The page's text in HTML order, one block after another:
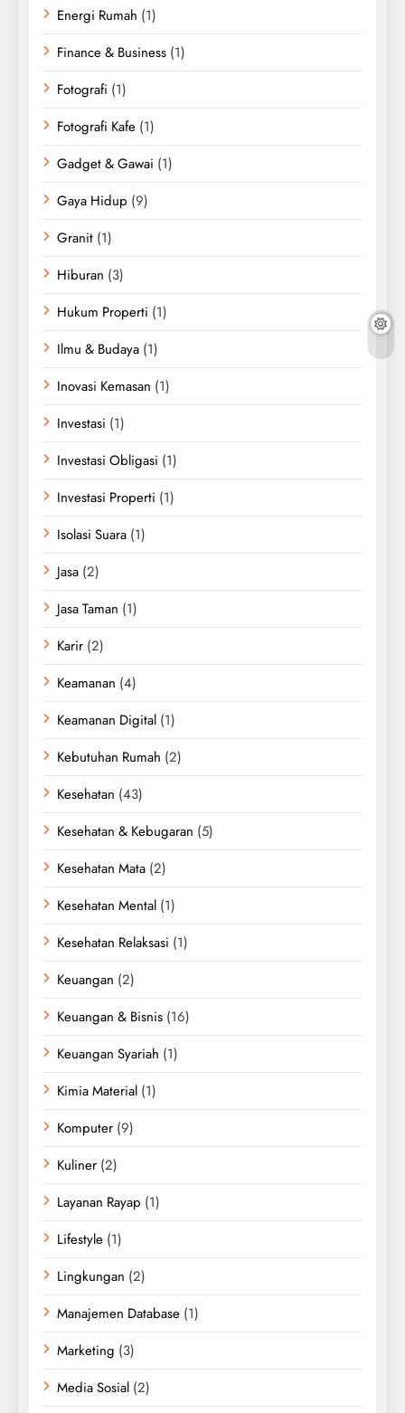
Energi Rumah (1)
Finance & Business (1)
Fotografi (1)
Fotografi Kafe (1)
Gadget & Gawai (1)
Gaya Hidup (9)
Granit (1)
Hiburan (3)
Hukum Properti (1)
Ilmu & Budaya (1)
Inovasi Kemasan (1)
Investasi (1)
Investasi Obligasi (1)
Investasi Properti (1)
Isolasi Suara (1)
Jasa (2)
Jasa Taman (1)
Karir (2)
Keamanan (4)
Keamanan Digital (1)
Kebutuhan Rumah (2)
Kesehatan (43)
Kesehatan & Kebugaran (5)
Kesehatan Mata (2)
Kesehatan Mental (1)
Kesehatan Relaksasi (1)
Keuangan (2)
Keuangan & Bisnis (16)
Keuangan Syariah (1)
Kimia Material (1)
Komputer (9)
Kuliner (2)
Layanan Rayap (1)
Lifestyle (1)
Lingkungan (2)
Manajemen Database (1)
Marketing (3)
Media Sosial (2)